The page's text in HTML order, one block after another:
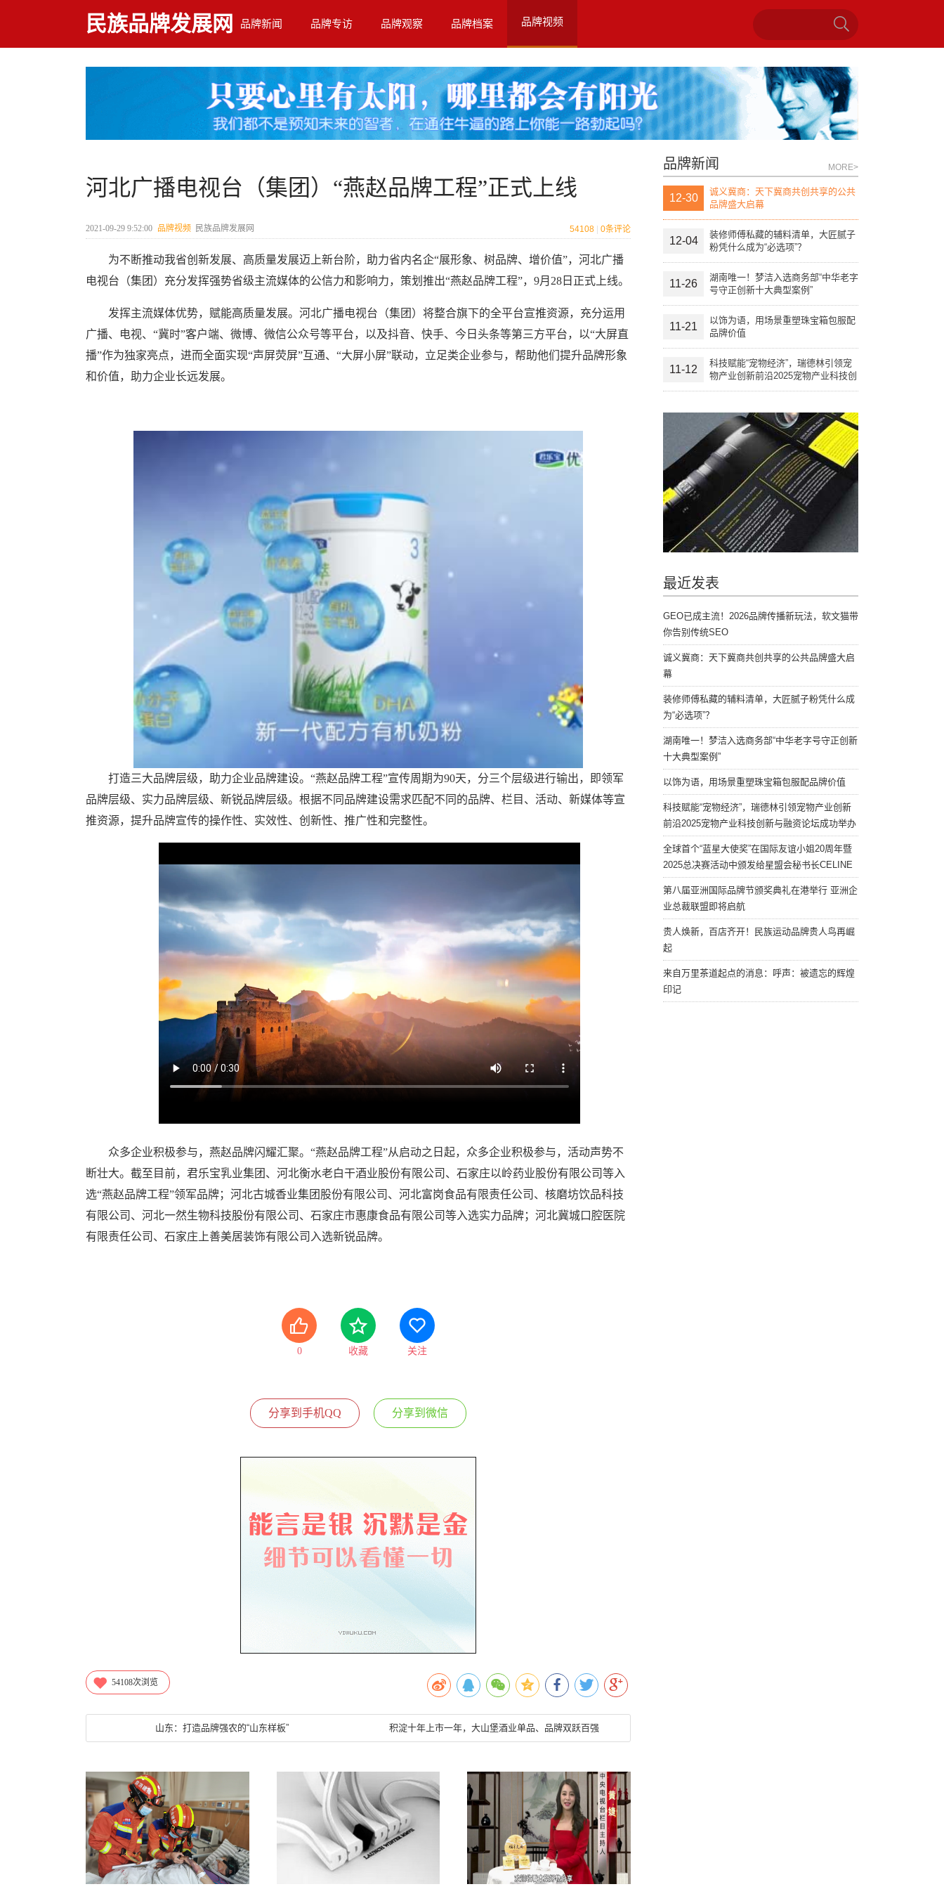
民族品牌发展网 品牌新闻 品牌专访 品牌观察 品牌档案 品牌视频
河北广播电视台（集团）“燕赵品牌工程”正式上线
2021-09-29 9:52:00 品牌视频 民族品牌发展网 54108 0条评论
为不断推动我省创新发展、高质量发展迈上新台阶，助力省内名企“展形象、树品牌、增价值”，河北广播
电视台（集团）充分发挥强势省级主流媒体的公信力和影响力，策划推出“燕赵品牌工程”，9月28日正式上线。
发挥主流媒体优势，赋能高质量发展。河北广播电视台（集团）将整合旗下的全平台宣推资源，充分运用
广播、电视、“冀时”客户端、微博、微信公众号等平台，以及抖音、快手、今日头条等第三方平台，以“大屏直
播”作为独家亮点，进而全面实现“声屏荧屏”互通、“大屏小屏”联动，立足类企业参与，帮助他们提升品牌形象
和价值，助力企业长远发展。
打造三大品牌层级，助力企业品牌建设。“燕赵品牌工程”宣传周期为90天，分三个层级进行输出，即领军
品牌层级、实力品牌层级、新锐品牌层级。根据不同品牌建设需求匹配不同的品牌、栏目、活动、新媒体等宣
推资源，提升品牌宣传的操作性、实效性、创新性、推广性和完整性。
众多企业积极参与，燕赵品牌闪耀汇聚。“燕赵品牌工程”从启动之日起，众多企业积极参与，活动声势不
断壮大。截至目前，君乐宝乳业集团、河北衡水老白干酒业股份有限公司、石家庄以岭药业股份有限公司等入
选“燕赵品牌工程”领军品牌；河北古城香业集团股份有限公司、河北富岗食品有限责任公司、核磨坊饮品科技
有限公司、河北一然生物科技股份有限公司、石家庄市惠康食品有限公司等入选实力品牌；河北冀城口腔医院
有限责任公司、石家庄上善美居装饰有限公司入选新锐品牌。
0 收藏 关注
分享到手机QQ 分享到微信
54108次浏览
山东：打造品牌强农的“山东样板” 积淀十年上市一年，大山堡酒业单品、品牌双跃百强
品牌新闻 MORE>
12-30
诚义冀商：天下冀商共创共享的公共
品牌盛大启幕
12-04
装修师傅私藏的辅料清单，大匠腻子
粉凭什么成为“必选项”？
11-26
湖南唯一！梦洁入选商务部“中华老字
号守正创新十大典型案例”
11-21
以饰为语，用场景重塑珠宝箱包服配
品牌价值
11-12
科技赋能“宠物经济”，瑞德林引领宠
物产业创新前沿2025宠物产业科技创
新与融资论坛成功举办
最近发表
GEO已成主流！2026品牌传播新玩法，软文猫带
你告别传统SEO
诚义冀商：天下冀商共创共享的公共品牌盛大启
幕
装修师傅私藏的辅料清单，大匠腻子粉凭什么成
为“必选项”？
湖南唯一！梦洁入选商务部“中华老字号守正创新
十大典型案例”
以饰为语，用场景重塑珠宝箱包服配品牌价值
科技赋能“宠物经济”，瑞德林引领宠物产业创新
前沿2025宠物产业科技创新与融资论坛成功举办
全球首个“蓝星大使奖”在国际友谊小姐20周年暨
2025总决赛活动中颁发给星盟会秘书长CELINE
第八届亚洲国际品牌节颁奖典礼在港举行 亚洲企
业总裁联盟即将启航
贵人焕新，百店齐开！民族运动品牌贵人鸟再崛
起
来自万里茶道起点的消息：呼声：被遗忘的辉煌
印记